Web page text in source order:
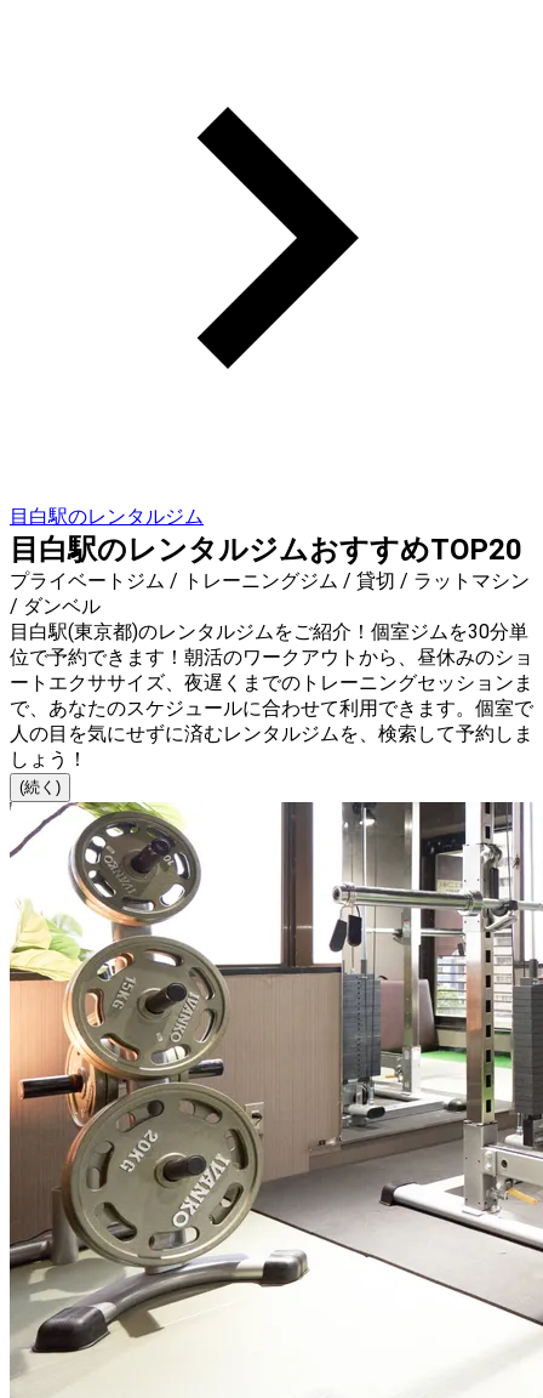
目白駅のレンタルジム
目白駅のレンタルジムおすすめTOP20
プライベートジム / トレーニングジム / 貸切 / ラットマシン
/ ダンベル
目白駅(東京都)のレンタルジムをご紹介！個室ジムを30分単
位で予約できます！朝活のワークアウトから、昼休みのショ
ートエクササイズ、夜遅くまでのトレーニングセッションま
で、あなたのスケジュールに合わせて利用できます。個室で
人の目を気にせずに済むレンタルジムを、検索して予約しま
しょう！
(続く)